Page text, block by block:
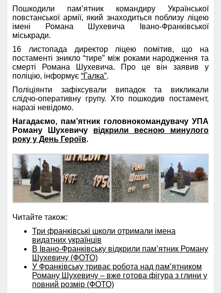
Пошкодили пам’ятник командиру Української
повстанської армії, який знаходиться поблизу ліцею
імені Романа Шухевича Івано-Франківської
міськради.
16 листопада директор ліцею помітив, що на
постаменті зникло “тире” між роками народження та
смерті Романа Шухевича. Про це він заявив у
поліцію, інформує “Галка”.
Поліціянти зафіксували випадок та викликали
слідчо-оперативну групу. Хто пошкодив постамент,
наразі невідомо.
Нагадаємо, пам’ятник головнокомандувачу УПА
Роману Шухевичу відкрили весною минулого
року у День Героїв.
Читайте також:
Три франківські школи отримали імена
видатних українців
В Івано-Франківську відкрили пам’ятник Роману
Шухевичу (ФОТО)
У Франківську триває робота над пам’ятником
Роману Шухевичу – вже готова фігура з глини у
повний розмір (ФОТО)